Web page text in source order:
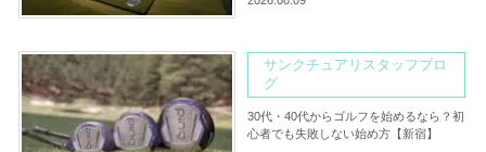
サンクチュアリスタッフブロ
グ
30代・40代からゴルフを始めるなら？初
心者でも失敗しない始め方【新宿】